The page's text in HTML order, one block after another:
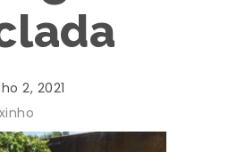
2, 2021